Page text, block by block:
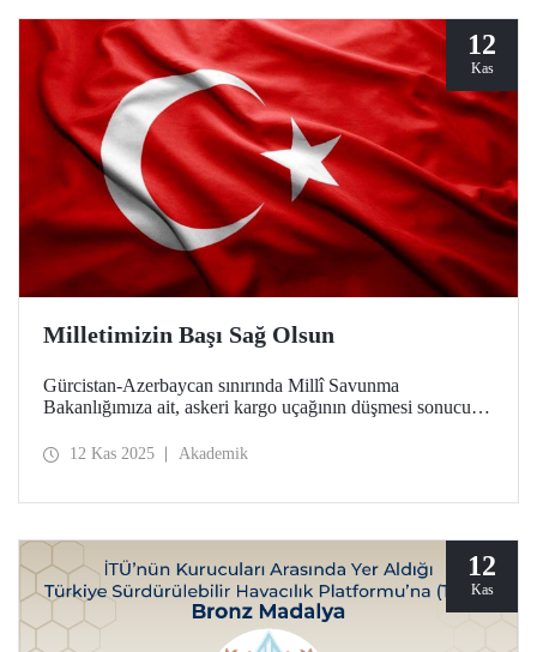
12
Kas
Milletimizin Başı Sağ Olsun
Gürcistan-Azerbaycan sınırında Millî Savunma
Bakanlığımıza ait, askeri kargo uçağının düşmesi sonucu
askerlerimize acil şifalar; milletimize başsağlığı diliyoruz.
12 Kas 2025 Akademik
12
Kas